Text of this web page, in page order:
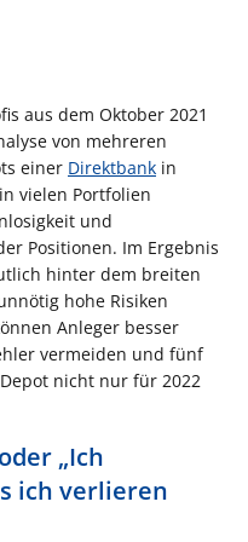
aus dem Oktober 2021
von mehreren
einer Direktbank in
vielen Portfolien
und
Positionen. Im Ergebnis
hinter dem breiten
hohe Risiken
Anleger besser
vermeiden und fünf
nicht nur für 2022
„Ich
ich verlieren